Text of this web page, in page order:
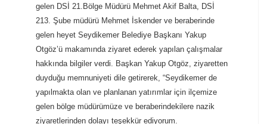
gelen DSİ 21.Bölge Müdürü Mehmet Akif Balta, DSİ
213. Şube müdürü Mehmet İskender ve beraberinde
gelen heyet Seydikemer Belediye Başkanı Yakup
Otgöz’ü makamında ziyaret ederek yapılan çalışmalar
hakkında bilgiler verdi. Başkan Yakup Otgöz, ziyaretten
duyduğu memnuniyeti dile getirerek, “Seydikemer de
yapılmakta olan ve planlanan yatırımlar için ilçemize
gelen bölge müdürümüze ve beraberindekilere nazik
ziyaretlerinden dolayı teşekkür ediyorum.